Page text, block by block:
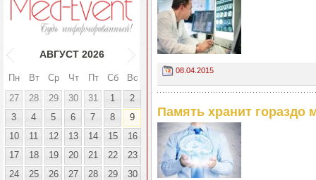
АВГУСТ 2026
Пн Вт Ср Чт Пт Сб
Вс
27
28 29 30 31 1
2
3
4 5 6 7 8
9
10
11 12 13 14 15
16
17
18 19 20 21 22
23
24
25 26 27 28 29
30
08.04.2015
Память хранит